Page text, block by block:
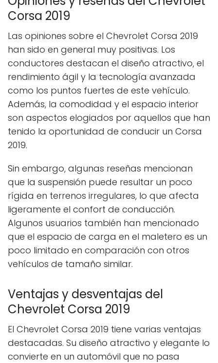
Corsa 2019
Las opiniones sobre el Chevrolet Corsa 2019
han sido en general muy positivas. Los
conductores destacan el diseño atractivo, el
rendimiento ágil y la tecnología avanzada
como los puntos fuertes de este vehículo.
Además, la comodidad y el espacio interior
son aspectos elogiados por aquellos que han
tenido la oportunidad de conducir un Corsa
2019.
Sin embargo, algunas reseñas mencionan
que la suspensión puede resultar un poco
rígida en terrenos irregulares, lo que afecta
ligeramente el confort de conducción.
Algunos usuarios también han mencionado
que el espacio de carga en el maletero es un
poco limitado en comparación con otros
vehículos de tamaño similar.
Ventajas y desventajas del
Chevrolet Corsa 2019
El Chevrolet Corsa 2019 tiene varias ventajas
destacadas. Su diseño atractivo y elegante lo
convierte en un automóvil que no pasa